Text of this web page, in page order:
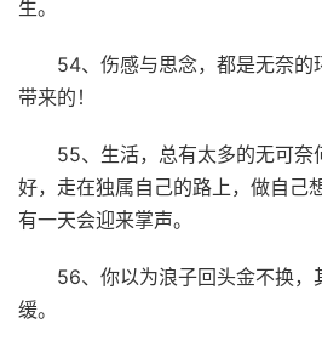
生。
54、伤感与思念，都是无奈的
带来的！
55、生活，总有太多的无可奈
好，走在独属自己的路上，做自己
有一天会迎来掌声。
56、你以为浪子回头金不换，
缓。